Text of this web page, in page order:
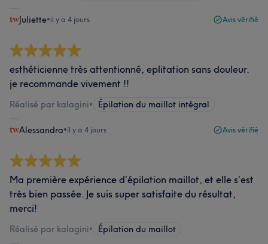
Juliette•il y a 4 jours Avis vérifié
esthéticienne très attentionné, eplitation sans douleur.
je recommande vivement !!
Réalisé par kalagini• Épilation du maillot intégral
Alessandra•il y a 4 jours Avis vérifié
Ma première expérience d’épilation maillot, et elle s’est
très bien passée. Je suis super satisfaite du résultat,
merci!
Réalisé par kalagini• Épilation du maillot